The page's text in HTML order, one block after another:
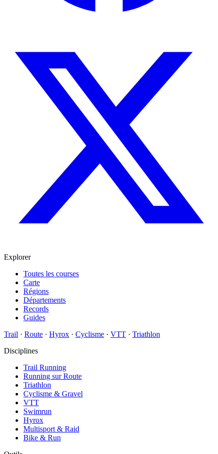
Explorer
Toutes les courses
Carte
Régions
Départements
Records
Guides
Trail · Route · Hyrox · Cyclisme · VTT · Triathlon
Disciplines
Trail Running
Running sur Route
Triathlon
Cyclisme & Gravel
VTT
Swimrun
Hyrox
Multisport & Raid
Bike & Run